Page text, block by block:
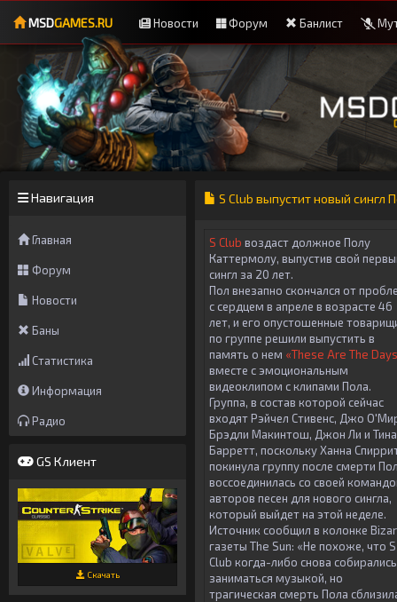
MSDGAMES.RU Новости Форум Банлист
Навигация
Главная
Форум
Новости
Баны
Статистика
Информация
Радио
GS Клиент
Скачать
S Club выпустит новый сингл
S Club воздаст должное Полу
Каттермолу, выпустив свой
сингл за 20 лет.
Пол внезапно скончался от
с сердцем в апреле в возрасте 46
лет, и его опустошенные
по группе решили выпустить в
память о нем «These Are The
вместе с эмоциональным
видеоклипом с клипами Пола.
Группа, в состав которой сейчас
входят Рэйчел Стивенс, Джо
Брэдли Макинтош, Джон Ли и Тина
Барретт, поскольку Ханна
покинула группу после смерти
воссоединилась со своей
авторов песен для нового сингла,
который выйдет на этой неделе.
Источник сообщил в колонке
газеты The Sun: «Не похоже, что S
Club когда-либо снова собирались
заниматься музыкой, но
трагическая смерть Пола